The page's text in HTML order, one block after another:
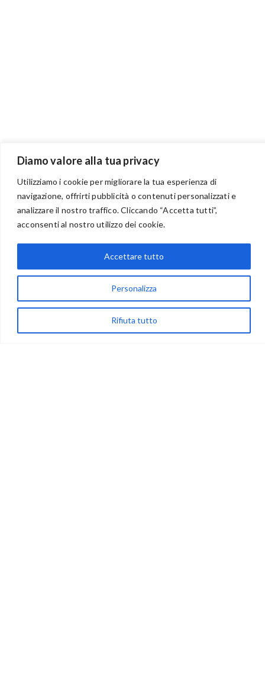
Diamo valore alla tua privacy
Utilizziamo i cookie per migliorare la tua esperienza di
navigazione, offrirti pubblicità o contenuti personalizzati e
analizzare il nostro traffico. Cliccando “Accetta tutti”,
acconsenti al nostro utilizzo dei cookie.
Personalizza
Rifiuta tutto
Accettare tutto
BENVENUTI NEL PORTALE RIVENDITORI
via Acqua delle Noci 12
83024 Monteforte Irpino (AV)
(+39) 081-7777233